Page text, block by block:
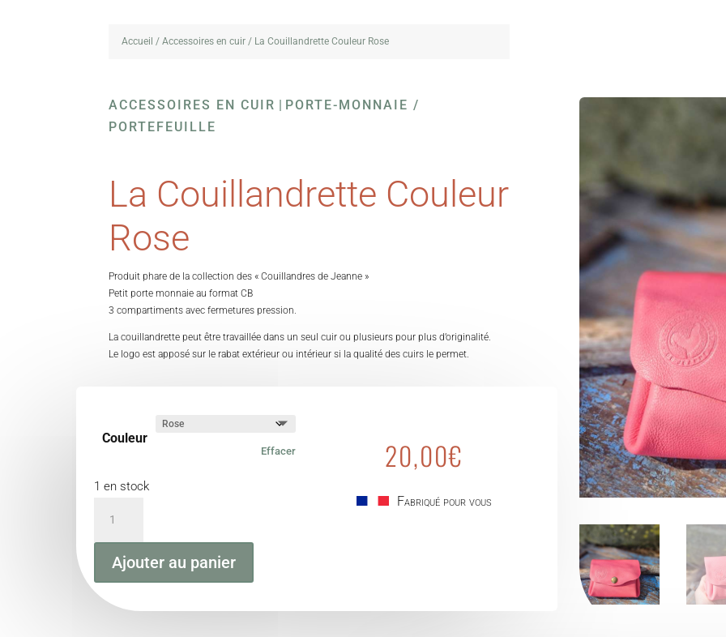
Accueil /Accessoires en cuir / La Couillandrette Couleur Rose
ACCESSOIRES EN CUIR | PORTE-MONNAIE /
PORTEFEUILLE
La Couillandrette Couleur
Rose
Produit phare de la collection des « Couillandres de Jeanne »
Petit porte monnaie au format CB
3 compartiments avec fermetures pression.
La couillandrette peut être travaillée dans un seul cuir ou plusieurs pour plus d’originalité.
Le logo est apposé sur le rabat extérieur ou intérieur si la qualité des cuirs le permet.
Couleur
Effacer
1 en stock
Couillandrette
Ajouter au panier
20,00€
Fabriqué pour vous